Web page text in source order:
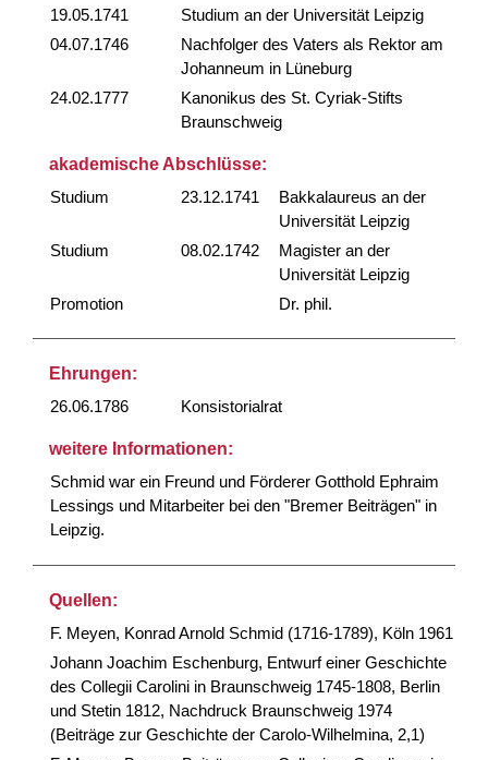
19.05.1741
Studium an der Universität Leipzig
04.07.1746
Nachfolger des Vaters als Rektor am
Johanneum in Lüneburg
24.02.1777
Kanonikus des St. Cyriak-Stifts
Braunschweig
akademische Abschlüsse:
Studium
23.12.1741
Bakkalaureus an der
Universität Leipzig
Studium
08.02.1742
Magister an der
Universität Leipzig
Promotion
Dr. phil.
Ehrungen:
26.06.1786
Konsistorialrat
weitere Informationen:
Schmid war ein Freund und Förderer Gotthold Ephraim
Lessings und Mitarbeiter bei den "Bremer Beiträgen" in
Leipzig.
Quellen:
F. Meyen, Konrad Arnold Schmid (1716-1789), Köln 1961
Johann Joachim Eschenburg, Entwurf einer Geschichte
des Collegii Carolini in Braunschweig 1745-1808, Berlin
und Stetin 1812, Nachdruck Braunschweig 1974
(Beiträge zur Geschichte der Carolo-Wilhelmina, 2,1)